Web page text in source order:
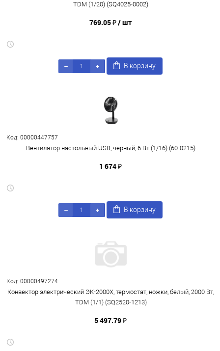
TDM (1/20) (SQ4025-0002)
769.05 ₽/ шт
В корзину
Код: 00000447757
Вентилятор настольный USB, черный, 6 Вт (1/16) (60-0215)
1 674 ₽
В корзину
Код: 00000497274
Конвектор электрический ЭК-2000X, термостат, ножки, белый, 2000 Вт,
TDM (1/1) (SQ2520-1213)
5 497.79 ₽